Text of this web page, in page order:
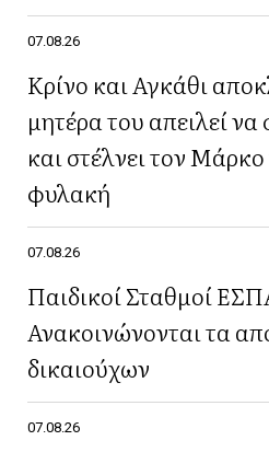
07.08.26
Κρίνο και Αγκάθι
μητέρα του απειλεί
και στέλνει τον
φυλακή
07.08.26
Παιδικοί Σταθμοί
Ανακοινώνονται τα
δικαιούχων
07.08.26